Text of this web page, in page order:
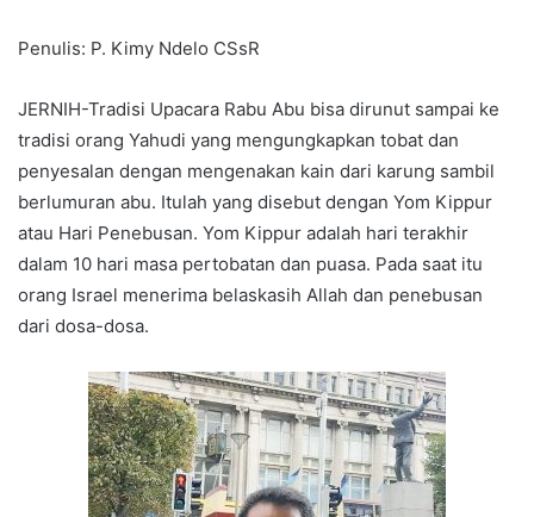
Penulis: P. Kimy Ndelo CSsR
JERNIH-Tradisi Upacara Rabu Abu bisa dirunut sampai ke
tradisi orang Yahudi yang mengungkapkan tobat dan
penyesalan dengan mengenakan kain dari karung sambil
berlumuran abu. Itulah yang disebut dengan Yom Kippur
atau Hari Penebusan. Yom Kippur adalah hari terakhir
dalam 10 hari masa pertobatan dan puasa. Pada saat itu
orang Israel menerima belaskasih Allah dan penebusan
dari dosa-dosa.